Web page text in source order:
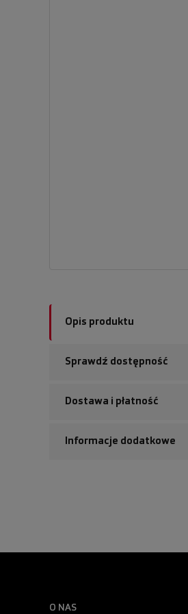
Opis produktu
Sprawdź dostępność
Dostawa i płatność
Informacje dodatkowe
O NAS